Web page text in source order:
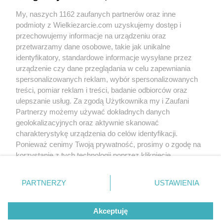
Dajanka zapewniam, że jest pyszna,
zachęcam do skorzystania z przepisu :)
dajanka (2013-10-08 20:44)
Zawsze robiłam szarlotkę wg przepisu, który
jako 13-letnia dziewczynka wyszperałam w
jakimś czasopiśmie, ale może już najwyższy
czas na zmiany:):):)
Następnym razie zrobię wg. tego przepisu:)
(2013-10-08 20:45)
Następnym razem rzecz jasna:)
olusia23 (2013-10-08 21:08)
Stare przepisy są najczęściej najlepsze,
przepis na tę szarlotkę mam właśnie ze
starego zeszytu mojej mamy :)
Napisz do nas
Regulamin
Polityka cookies
Polityka prywatności Reklama
My, naszych 1162 zaufanych partnerów oraz inne
podmioty z Wielkiezarcie.com uzyskujemy dostęp i
przechowujemy informacje na urządzeniu oraz
przetwarzamy dane osobowe, takie jak unikalne
identyfikatory, standardowe informacje wysyłane przez
urządzenie czy dane przeglądania w celu zapewniania
spersonalizowanych reklam, wybór spersonalizowanych
treści, pomiar reklam i treści, badanie odbiorców oraz
ulepszanie usług. Za zgodą Użytkownika my i Zaufani
Partnerzy możemy używać dokładnych danych
geolokalizacyjnych oraz aktywnie skanować
charakterystykę urządzenia do celów identyfikacji.
Ponieważ cenimy Twoją prywatność, prosimy o zgodę na
korzystanie z tych technologii poprzez kliknięcie
zmienić/wycofać klikając przycisk ustawień prywatności
znajdujący się w lewym dolnym rogu strony
rodzaje przetwarzania danych nie wymagają zgody
użytkownika, ale masz prawo sprzeciwić się takiemu
PARTNERZY USTAWIENIA
Akceptuję